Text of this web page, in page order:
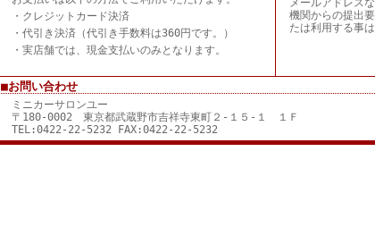
・クレジットカード決済
・代引き決済（代引き手数料は360円です。）
・実店舗では、現金支払いのみとなります。
メールアドレス
機関からの提出
たは利用する事
■お問い合わせ
ミニカーサロンユー
〒180-0002 東京都武蔵野市吉祥寺東町２-１５-１ １Ｆ
TEL:0422-22-5232 FAX:0422-22-5232